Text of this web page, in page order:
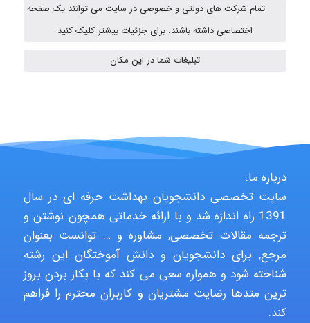
A.balandeh
Jafar Tym
aghajari vahid
Poubakhtiari
تمام شرکت های دولتی و خصوصی در سایت می توانند یک صفحه
اختصاصی داشته باشند. برای جزئیات بیشتر کلیک کنید
تبلیغات شما در این مکان
درباره ما:
سایت تخصصی دانشجویان بهداشت حرفه ای در سال
1391 راه اندازه شد و با ارائه خدماتی همچون نوشتن و
ترجمه مقالات تخصصی, مشاوره و … توانست بعنوان
مرجع, برای دانشجویان و دانش آموختگان این رشته
شناخته شود و همواره سعی می کند که با بکار بردن بروز
ترین متدها رضایت مشتریان و کاربران محترم را فراهم
کند.